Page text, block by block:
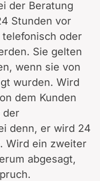
der Beratung
Stunden vor
oder
Sie gelten
wenn sie von
wurden. Wird
dem Kunden
der
denn, er wird 24
Wird ein zweiter
abgesagt,